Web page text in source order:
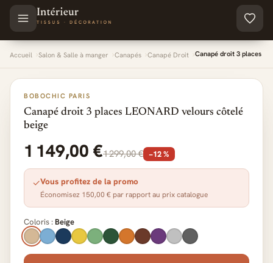
Aller au contenu principal
Accueil Salon & Salle à manger Canapés Canapé Droit Canapé droit 3 places
BOBOCHIC PARIS
Canapé droit 3 places LEONARD velours côtelé
beige
1 149,00 €1 299,00 € −12 %
✓Vous profitez de la promo
Économisez 150,00 € par rapport au prix catalogue
Coloris : Beige